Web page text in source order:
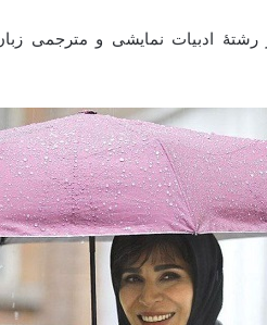
ایران است. او در رشتهٔ ادبیات نمایشی و